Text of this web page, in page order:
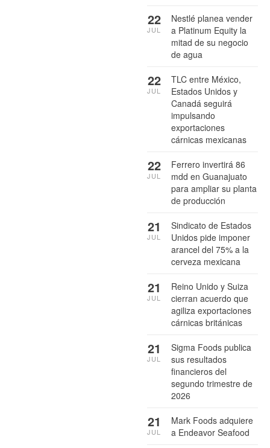
Nestlé planea vender
a Platinum Equity la
mitad de su negocio
de agua
22
JUL
TLC entre México,
Estados Unidos y
Canadá seguirá
impulsando
exportaciones
cárnicas mexicanas
22
JUL
Ferrero invertirá 86
mdd en Guanajuato
para ampliar su planta
de producción
22
JUL
Sindicato de Estados
Unidos pide imponer
arancel del 75% a la
cerveza mexicana
21
JUL
Reino Unido y Suiza
cierran acuerdo que
agiliza exportaciones
cárnicas británicas
21
JUL
Sigma Foods publica
sus resultados
financieros del
segundo trimestre de
2026
21
JUL
Mark Foods adquiere
a Endeavor Seafood
21
JUL